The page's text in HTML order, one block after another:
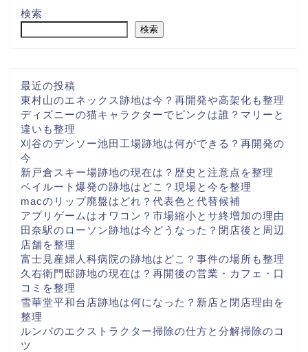
検索
検索
最近の投稿
東村山のエネックス跡地は今？再開発や高架化も整理
ディズニーの猫キャラクターでピンクは誰？マリーと
違いも整理
刈谷のデンソー池田工場跡地は何ができる？再開発の
今
新戸倉スキー場跡地の現在は？歴史と注意点を整理
ベイルート爆発の跡地はどこ？現場と今を整理
macのリップ廃盤はどれ？代表色と代替候補
アプリゲームはオワコン？市場縮小とサ終増加の理由
田奈駅のローソン跡地は今どうなった？閉店後と周辺
店舗を整理
富士見産婦人科病院の跡地はどこ？事件の場所も整理
久右衛門邸跡地の現在は？再開後の営業・カフェ・口
コミを整理
雪華堂平和台店跡地は何になった？新店と閉店理由を
整理
ルンバのエクストラクター掃除の仕方と分解掃除のコ
ツ